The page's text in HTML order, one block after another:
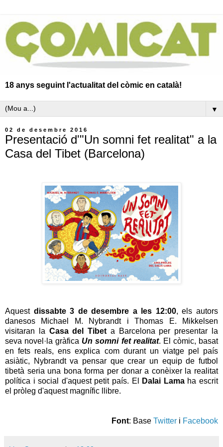
18 anys seguint l'actualitat del còmic en català!
▼
02 de desembre 2016
Presentació d'"Un somni fet realitat" a la
Casa del Tibet (Barcelona)
Aquest dissabte 3 de desembre a les 12:00, els autors
danesos Michael M. Nybrandt i Thomas E. Mikkelsen
visitaran la Casa del Tibet a Barcelona per presentar la
seva novel·la gràfica Un somni fet realitat. El còmic, basat
en fets reals, ens explica com durant un viatge pel país
asiàtic, Nybrandt va pensar que crear un equip de futbol
tibetà seria una bona forma per donar a conèixer la realitat
política i social d'aquest petit país. El
Dalai Lamaha escrit
el pròleg d'aquest magnífic llibre.
Font: Base Twitter i Facebook